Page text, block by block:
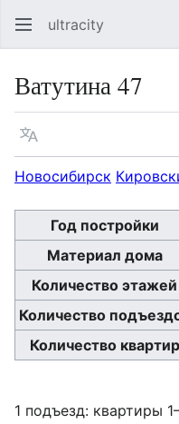
ultracity
Ватутина 47
Язык
Новосибирск
Год постройки
Материал дома
Количество этажей
Количество
Количество квартир
1 подъезд: квартиры